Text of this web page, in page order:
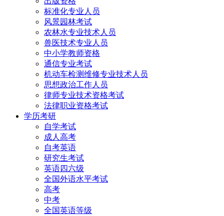
标准化专业人员
风景园林考试
农林水专业技术人员
兽医技术专业人员
中小学教师资格
通信专业考试
机动车检测维修专业技术人员
思想政治工作人员
律师专业技术资格考试
法律职业资格考试
学历考研
自学考试
成人高考
自考英语
研究生考试
英语四六级
全国外语水平考试
高考
中考
全国英语等级